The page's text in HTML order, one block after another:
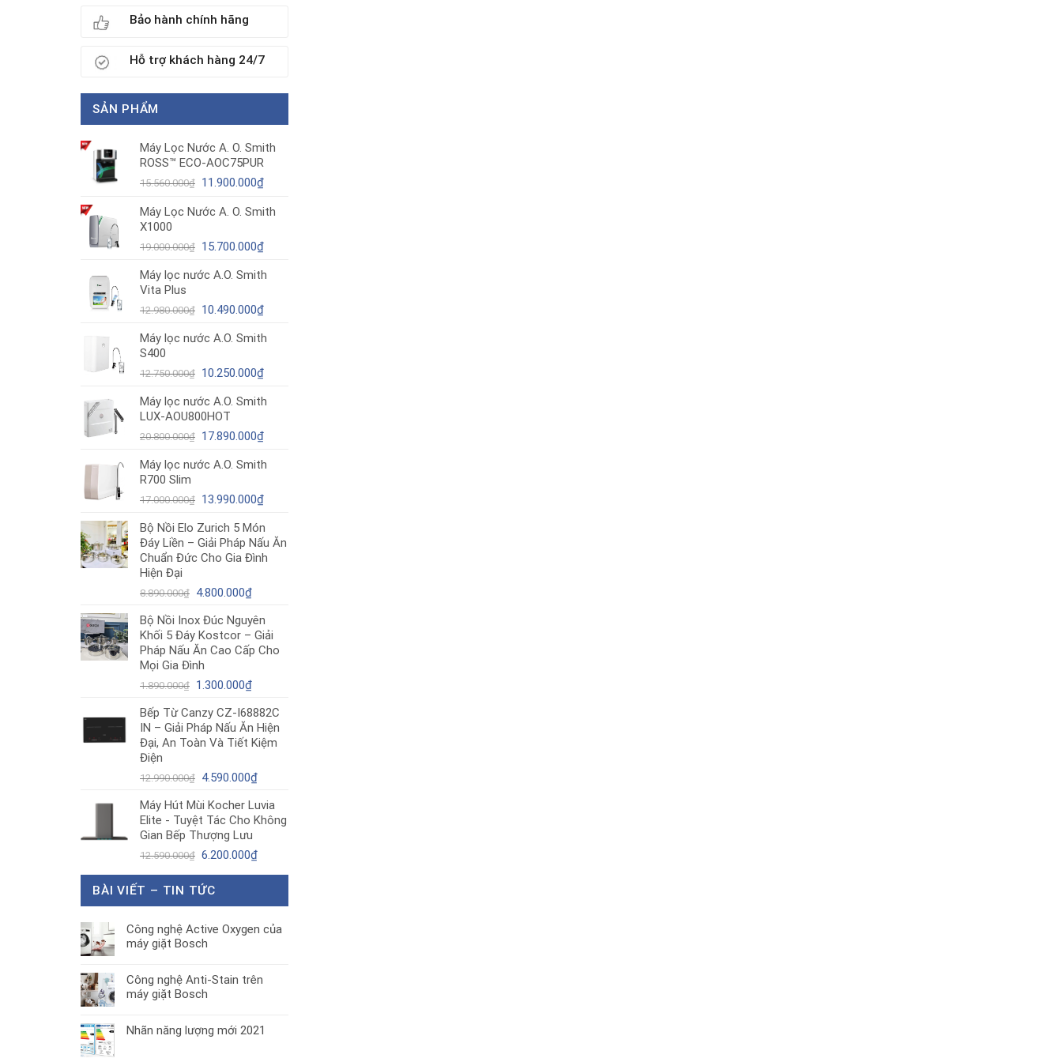
Bảo hành chính hãng
Hỗ trợ khách hàng 24/7
SẢN PHẨM
Máy Lọc Nước A. O. Smith
ROSS™ ECO-AOC75PUR
15.560.000₫ Giá
là:
11.900.000₫Giá
tại
11.900.000₫.
Máy Lọc Nước A. O. Smith
X1000
19.000.000₫ Giá
là:
15.700.000₫Giá
tại
15.700.000₫.
Máy lọc nước A.O. Smith
Vita Plus
12.980.000₫ Giá
là:
10.490.000₫Giá
tại
10.490.000₫.
Máy lọc nước A.O. Smith
S400
12.750.000₫ Giá
là:
12.750.000₫.
10.250.000₫Giá
tại
10.250.000₫.
Máy lọc nước A.O. Smith
LUX-AOU800HOT
20.800.000₫ Giá
là:
17.890.000₫Giá
tại
17.890.000₫.
Máy lọc nước A.O. Smith
R700 Slim
17.000.000₫ Giá
là:
17.000.000₫.
13.990.000₫Giá
tại
là:
13.990.000₫.
Bộ Nồi Elo Zurich 5 Món
Đáy Liền – Giải Pháp Nấu Ăn
Chuẩn Đức Cho Gia Đình
Hiện Đại
8.890.000₫ Giá
là:
8.890.000₫.
4.800.000₫Giá
tại
là:
4.800.000₫.
Bộ Nồi Inox Đúc Nguyên
Khối 5 Đáy Kostcor – Giải
Pháp Nấu Ăn Cao Cấp Cho
Mọi Gia Đình
1.890.000₫ Giá
là:
1.890.000₫.
1.300.000₫Giá
tại
là:
1.300.000₫.
Bếp Từ Canzy CZ-I68882C
IN – Giải Pháp Nấu Ăn Hiện
Đại, An Toàn Và Tiết Kiệm
Điện
12.990.000₫ Giá
là:
12.990.000₫.
4.590.000₫Giá
tại
là:
Máy Hút Mùi Kocher Luvia
Elite - Tuyệt Tác Cho Không
Gian Bếp Thượng Lưu
12.590.000₫ Giá
là:
6.200.000₫Giá
BÀI VIẾT – TIN TỨC
Công nghệ Active Oxygen của
máy giặt Bosch
Công nghệ Anti-Stain trên
máy giặt Bosch
Nhãn năng lượng mới 2021